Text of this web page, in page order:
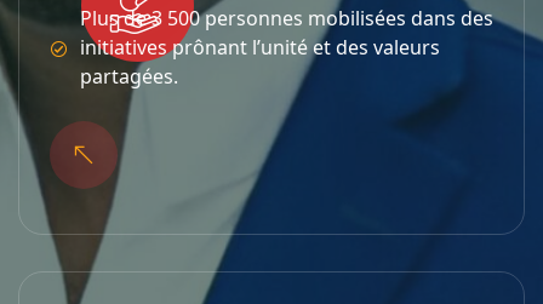
Plus de 3 500 personnes mobilisées dans des
initiatives prônant l’unité et des valeurs
partagées.